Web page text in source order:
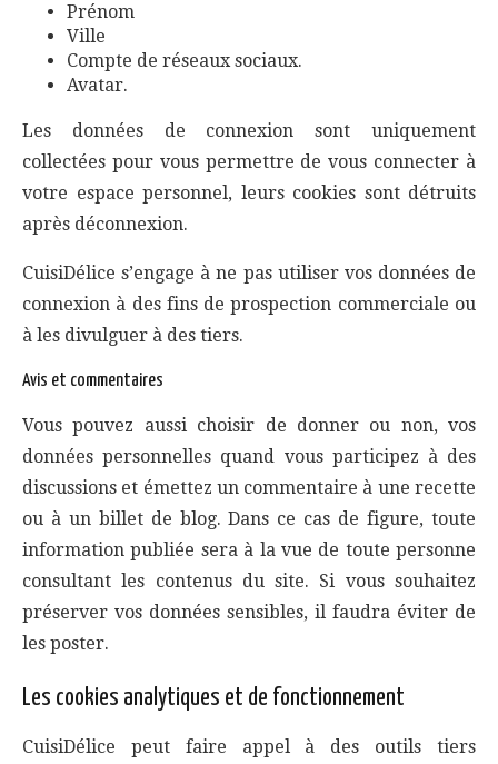
Prénom
Ville
Compte de réseaux sociaux.
Avatar.
Les données de connexion sont uniquement
collectées pour vous permettre de vous connecter à
votre espace personnel, leurs cookies sont détruits
après déconnexion.
CuisiDélice s’engage à ne pas utiliser vos données de
connexion à des fins de prospection commerciale ou
à les divulguer à des tiers.
Avis et commentaires
Vous pouvez aussi choisir de donner ou non, vos
données personnelles quand vous participez à des
discussions et émettez un commentaire à une recette
ou à un billet de blog. Dans ce cas de figure, toute
information publiée sera à la vue de toute personne
consultant les contenus du site. Si vous souhaitez
préserver vos données sensibles, il faudra éviter de
les poster.
Les cookies analytiques et de fonctionnement
CuisiDélice peut faire appel à des outils tiers